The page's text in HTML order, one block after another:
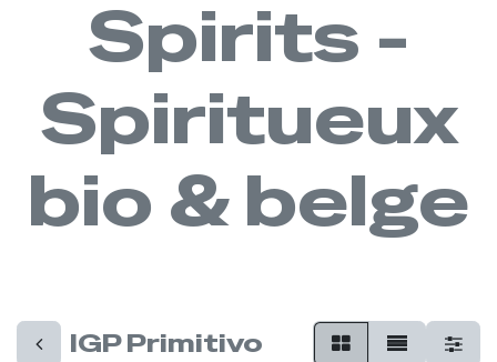
Spirits -
Spiritueux
bio & belge
IGP Primitivo